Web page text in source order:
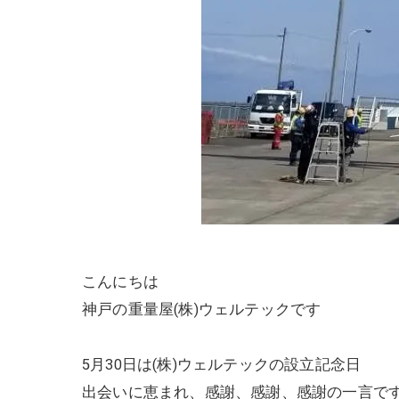
こんにちは
神戸の重量屋(株)ウェルテックです
5月30日は(株)ウェルテックの設立記念日
出会いに恵まれ、感謝、感謝、感謝の一言で